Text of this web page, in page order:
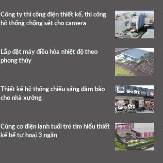
Công ty thi công điện thiết kế, thi công
hệ thống chống sét cho camera
Lắp đặt máy điều hòa nhiệt độ theo
phong thủy
Thiết kế hệ thống chiếu sáng đảm bảo
cho nhà xưởng
Cùng cơ điện lạnh tuổi trẻ tìm hiểu thiết
kế bể tự hoại 3 ngăn